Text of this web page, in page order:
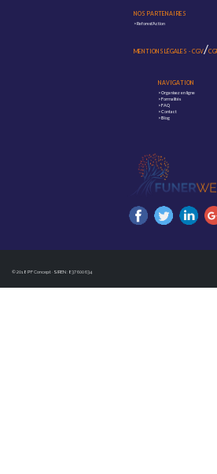
NOS PARTENAIRES
>Reforest'Action
MENTIONS LÉGALES - CGV/CGU
NAVIGATION
>Organisez en ligne
>Formalités
>FAQ
>Contact
>Blog
© 2018 PF Concept · SIREN : 837 600 634